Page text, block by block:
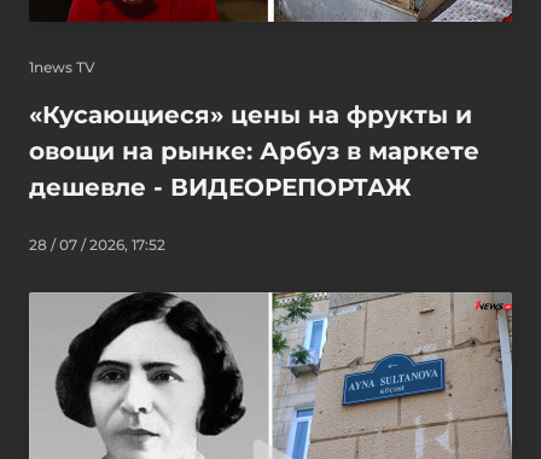
1news TV
«Кусающиеся» цены на фрукты и
овощи на рынке: Арбуз в маркете
дешевле - ВИДЕОРЕПОРТАЖ
28 / 07 / 2026, 17:52